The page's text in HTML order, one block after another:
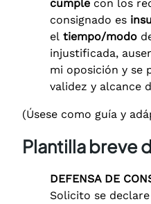
cumple con los
consignado es
el tiempo/modo
injustificada,
mi oposición y se
validez y alcance
(Úsese como guía y
Plantilla breve
DEFENSA DE
Solicito se declare